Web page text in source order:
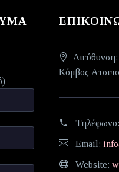
Διεύθυνση:
Κόμβος
Τηλέφωνο:
Email:
Website: